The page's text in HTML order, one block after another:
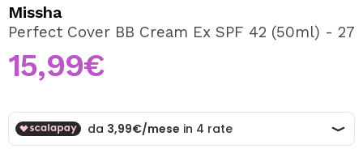
Creando un account su Maquibeauty.it potrai fare i tuoi
acquisti velocemente, controllare lo stato dei tuoi ordini e
consultare le tue operazioni precedenti.
CREARE UN ACCOUNT
Missha
Perfect Cover BB Cream Ex SPF 42 (50ml) - 27
15,99€